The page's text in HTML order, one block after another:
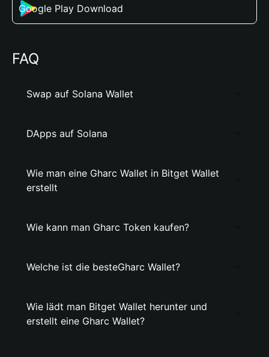
Google Play Download
FAQ
Swap auf Solana Wallet
DApps auf Solana
Wie man eine Gharc Wallet in Bitget Wallet
erstellt
Wie kann man Gharc Token kaufen?
Welche ist die besteGharc Wallet?
Wie lädt man Bitget Wallet herunter und
erstellt eine Gharc Wallet?